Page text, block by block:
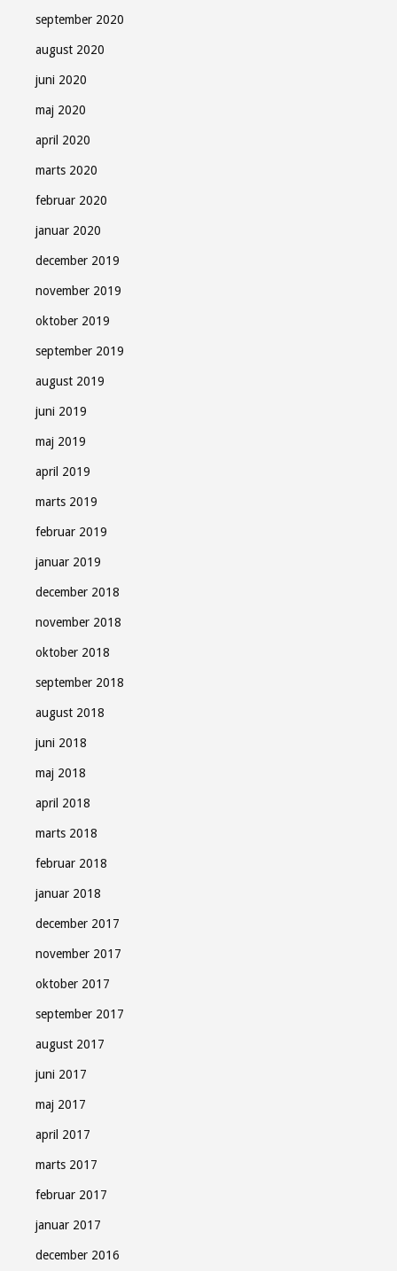
september 2020
august 2020
juni 2020
maj 2020
april 2020
marts 2020
februar 2020
januar 2020
december 2019
november 2019
oktober 2019
september 2019
august 2019
juni 2019
maj 2019
april 2019
marts 2019
februar 2019
januar 2019
december 2018
november 2018
oktober 2018
september 2018
august 2018
juni 2018
maj 2018
april 2018
marts 2018
februar 2018
januar 2018
december 2017
november 2017
oktober 2017
september 2017
august 2017
juni 2017
maj 2017
april 2017
marts 2017
februar 2017
januar 2017
december 2016